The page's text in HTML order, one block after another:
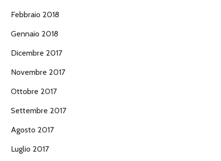
Febbraio 2018
Gennaio 2018
Dicembre 2017
Novembre 2017
Ottobre 2017
Settembre 2017
Agosto 2017
Luglio 2017